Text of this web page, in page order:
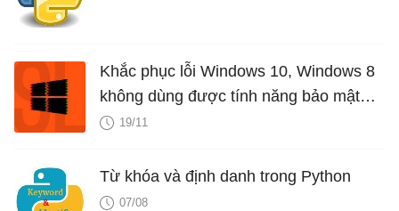
Khắc phục lỗi Windows 10, Windows 8
không dùng được tính năng bảo mật
ASLR
19/11
Từ khóa và định danh trong Python
07/08